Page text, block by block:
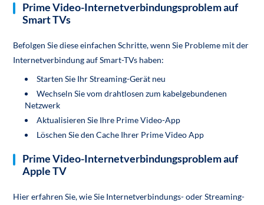
Prime Video-Internetverbindungsproblem auf
Smart TVs
Befolgen Sie diese einfachen Schritte, wenn Sie Probleme mit der
Internetverbindung auf Smart-TVs haben:
Starten Sie Ihr Streaming-Gerät neu
Wechseln Sie vom drahtlosen zum kabelgebundenen
Netzwerk
Aktualisieren Sie Ihre Prime Video-App
Löschen Sie den Cache Ihrer Prime Video App
Prime Video-Internetverbindungsproblem auf
Apple TV
Hier erfahren Sie, wie Sie Internetverbindungs- oder Streaming-